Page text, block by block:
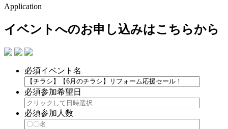
Application
イベントへのお申し込みはこちらから
必須イベント名
必須参加希望日
必須参加人数